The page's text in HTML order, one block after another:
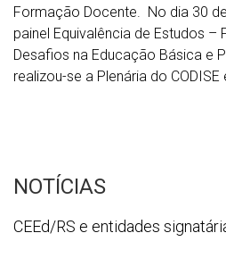
Formação Docente. No dia 30
painel Equivalência de Estudos –
Desafios na Educação Básica e
realizou-se a Plenária do
NOTÍCIAS
WhatsApp
CEEd/RS e entidades